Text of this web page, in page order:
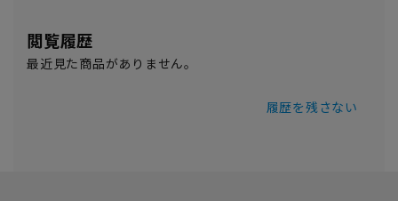
閲覧履歴
最近見た商品がありません。
履歴を残さない